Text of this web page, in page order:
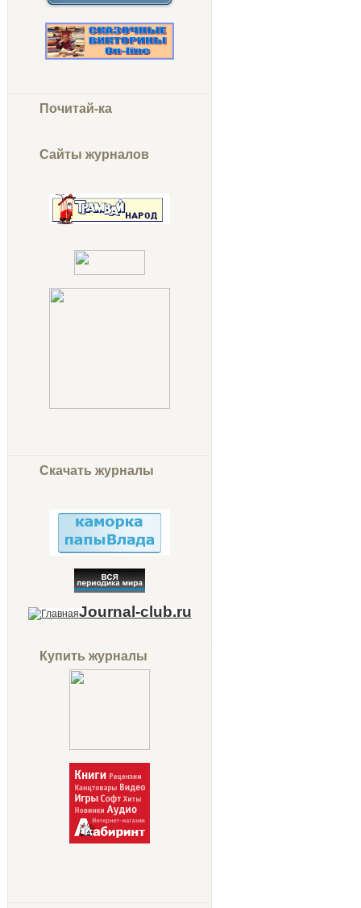
Почитай-ка
Сайты журналов
Скачать журналы
Journal-club.ru
Купить журналы